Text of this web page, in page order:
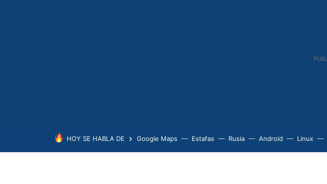
HOY SE HABLA DE Google Maps Estafas Rusia Android Linux